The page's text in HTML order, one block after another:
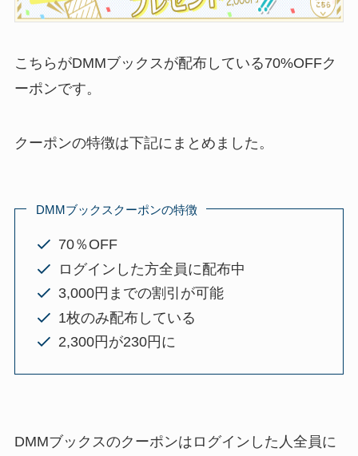
こちらがDMMブックスが配布している70%OFFク
ーポンです。
クーポンの特徴は下記にまとめました。
DMMブックスクーポンの特徴
70％OFF
ログインした方全員に配布中
3,000円までの割引が可能
1枚のみ配布している
2,300円が230円に
DMMブックスのクーポンはログインした人全員に